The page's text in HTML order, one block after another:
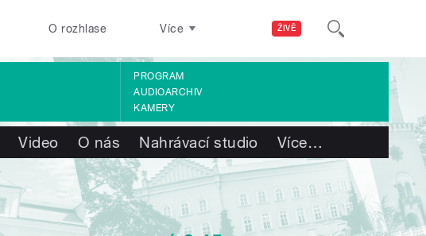
ŽIVĚ
O rozhlase Více
PROGRAM
AUDIOARCHIV
KAMERY
Video O nás Nahrávací studio Více…